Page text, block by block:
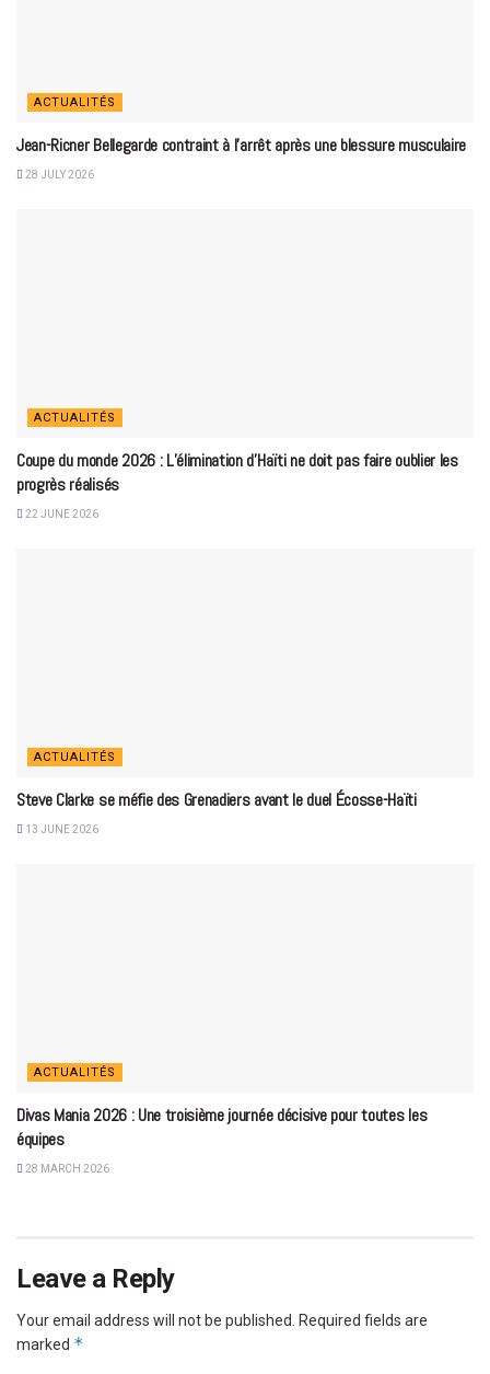
ACTUALITÉS
Jean-Ricner Bellegarde contraint à l’arrêt après une blessure musculaire
28 JULY 2026
ACTUALITÉS
Coupe du monde 2026 : L’élimination d’Haïti ne doit pas faire oublier les
progrès réalisés
22 JUNE 2026
ACTUALITÉS
Steve Clarke se méfie des Grenadiers avant le duel Écosse-Haïti
13 JUNE 2026
ACTUALITÉS
Divas Mania 2026 : Une troisième journée décisive pour toutes les
équipes
28 MARCH 2026
Leave a Reply
Your email address will not be published. Required fields are
marked *